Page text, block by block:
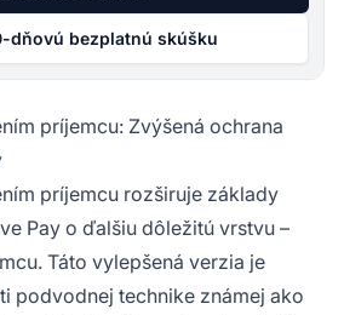
dňovú bezplatnú skúšku
príjemcu: Zvýšená ochrana
príjemcu rozširuje základy
Pay o ďalšiu dôležitú vrstvu –
Táto vylepšená verzia je
podvodnej technike známej ako